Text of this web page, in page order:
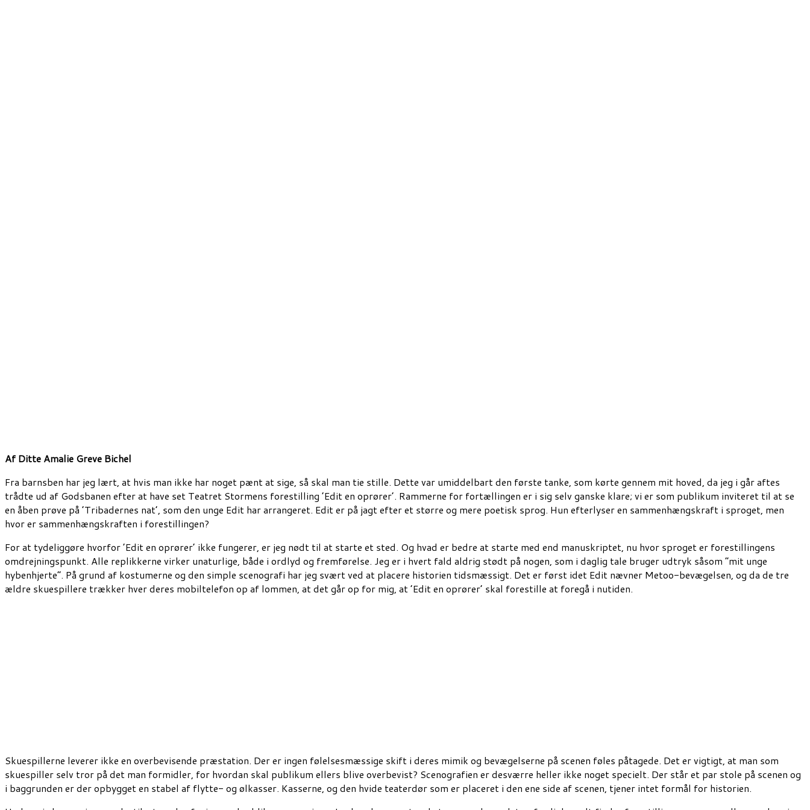
Af Ditte Amalie Greve Bichel
Fra barnsben har jeg lært, at hvis man ikke har noget pænt at sige, så skal man tie stille. Dette var umiddelbart den første tanke, som kørte gennem mit hoved, da jeg i går aftes
trådte ud af Godsbanen efter at have set Teatret Stormens forestilling ’Edit en oprører’. Rammerne for fortællingen er i sig selv ganske klare; vi er som publikum inviteret til at se
en åben prøve på ’Tribadernes nat’, som den unge Edit har arrangeret. Edit er på jagt efter et større og mere poetisk sprog. Hun efterlyser en sammenhængskraft i sproget, men
hvor er sammenhængskraften i forestillingen?
For at tydeliggøre hvorfor ’Edit en oprører’ ikke fungerer, er jeg nødt til at starte et sted. Og hvad er bedre at starte med end manuskriptet, nu hvor sproget er forestillingens
omdrejningspunkt. Alle replikkerne virker unaturlige, både i ordlyd og fremførelse. Jeg er i hvert fald aldrig stødt på nogen, som i daglig tale bruger udtryk såsom ”mit unge
hybenhjerte”. På grund af kostumerne og den simple scenografi har jeg svært ved at placere historien tidsmæssigt. Det er først idet Edit nævner Metoo-bevægelsen, og da de tre
ældre skuespillere trækker hver deres mobiltelefon op af lommen, at det går op for mig, at ’Edit en oprører’ skal forestille at foregå i nutiden.
Skuespillerne leverer ikke en overbevisende præstation. Der er ingen følelsesmæssige skift i deres mimik og bevægelserne på scenen føles påtagede. Det er vigtigt, at man som
skuespiller selv tror på det man formidler, for hvordan skal publikum ellers blive overbevist? Scenografien er desværre heller ikke noget specielt. Der står et par stole på scenen og
i baggrunden er der opbygget en stabel af flytte- og ølkasser. Kasserne, og den hvide teaterdør som er placeret i den ene side af scenen, tjener intet formål for historien.